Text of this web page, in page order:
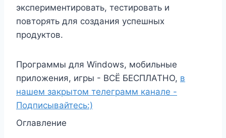
экспериментировать, тестировать и
повторять для создания успешных
продуктов.
Программы для Windows, мобильные
приложения, игры - ВСЁ БЕСПЛАТНО, в
нашем закрытом телеграмм канале -
Подписывайтесь:)
Оглавление